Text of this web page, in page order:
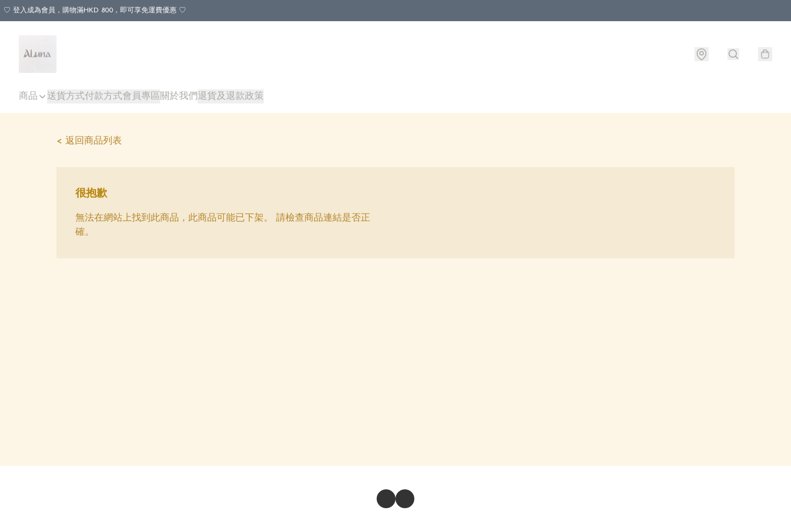
♡ 登入成為會員，購物滿HKD 800，即可享免運費優惠 ♡
商品 送貨方式付款方式會員專區 關於我們退貨及退款政策
< 返回商品列表
很抱歉
無法在網站上找到此商品，此商品可能已下架。 請檢查商品連結是否正
確。